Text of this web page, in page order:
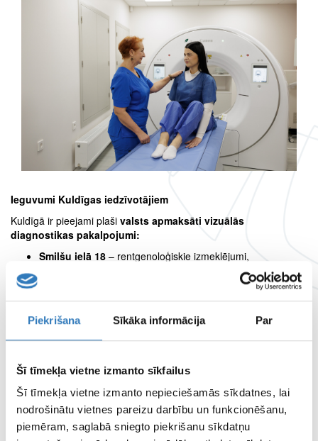
Piekrišana Sīkāka informācija Par
Šī tīmekļa vietne izmanto sīkfailus
Šī tīmekļa vietne izmanto nepieciešamās sīkdatnes, lai
nodrošinātu vietnes pareizu darbību un funkcionēšanu,
piemēram, saglabā sniegto piekrišanu sīkdatņu
Ieguvumi Kuldīgas iedzīvotājiem
Kuldīgā ir pieejami plaši valsts apmaksāti vizuālās
diagnostikas pakalpojumi:
Smilšu ielā 18 – rentgenoloģiskie izmeklējumi,
datortomogrāfija, mamogrāfija, ultrasonogrāfija un Holtera
Aizputes ielā 22– magnētiskās rezonanses izmeklējumi.
Pakalpojumi tiek nodrošināti:
armodernākajām iekārtām Kurzemē;
muguras, kakla mīksto audu, ausu kaula struktūru
datortomogrāfijas izmeklējumi;
izmeklējumu slēdzienus sagatavovadošie Latvijas
radiologi, nodrošinot visaugstāko diagnostikas precizitāti,